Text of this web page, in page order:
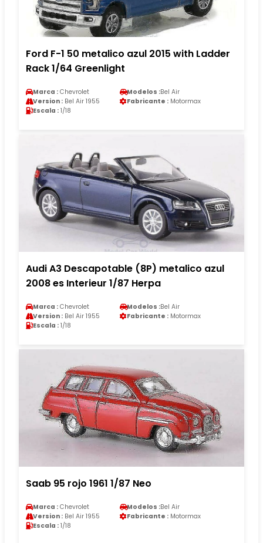
Ford F-1 50 metalico azul 2015 with Ladder
Rack 1/64 Greenlight
Marca : Chevrolet Modelos :Bel Air
Version : Bel Air 1955 Fabricante : Motormax
Escala : 1/18
Audi A3 Descapotable (8P) metalico azul
2008 es Interieur 1/87 Herpa
Marca : Chevrolet Modelos :Bel Air
Version : Bel Air 1955 Fabricante : Motormax
Escala : 1/18
Saab 95 rojo 1961 1/87 Neo
Marca : Chevrolet Modelos :Bel Air
Version : Bel Air 1955 Fabricante : Motormax
Escala : 1/18